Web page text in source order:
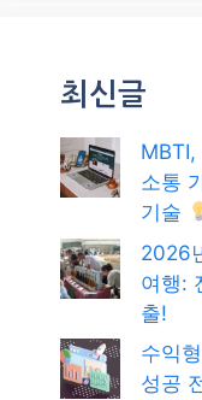
최신글
MBTI,
소통
기술
2026
여행:
출!
수익
성공